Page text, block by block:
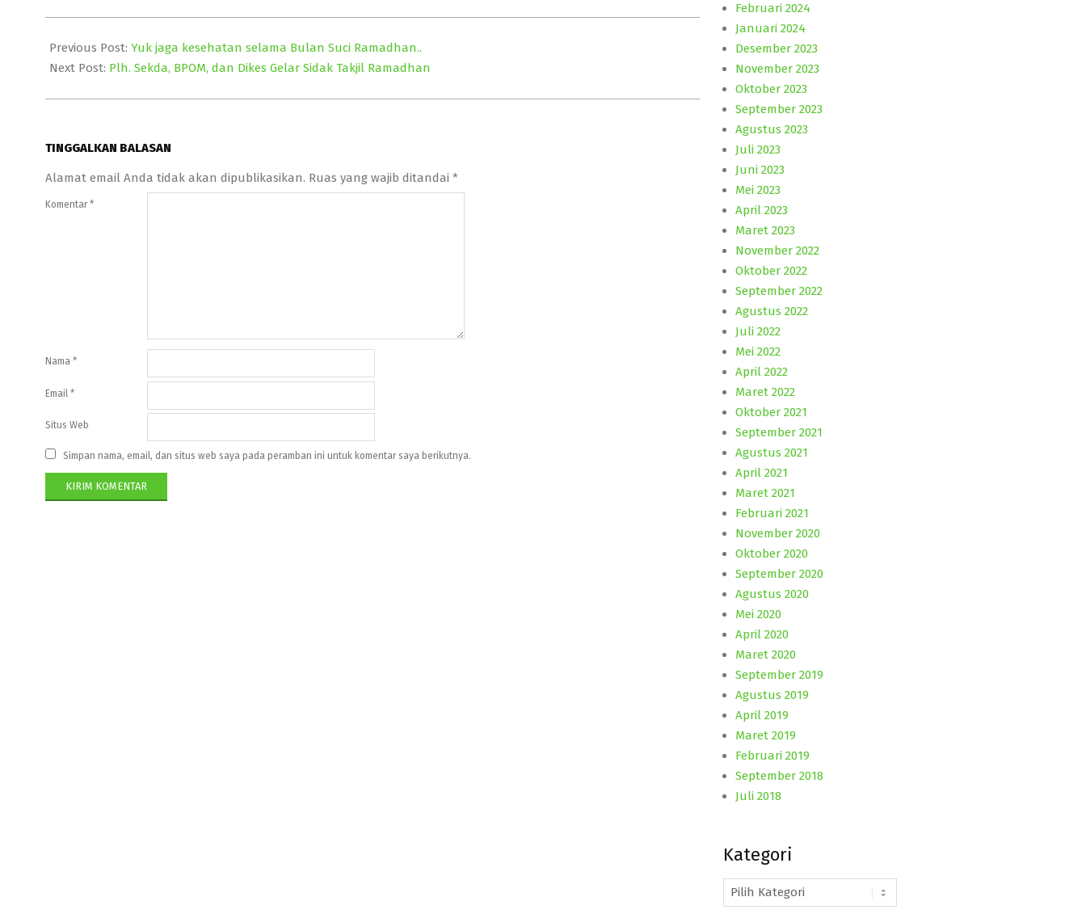
03-
29
Previous Post: Yuk jaga kesehatan selama Bulan Suci Ramadhan..
Next Post: Plh. Sekda, BPOM, dan Dikes Gelar Sidak Takjil Ramadhan
TINGGALKAN BALASAN
Alamat email Anda tidak akan dipublikasikan. Ruas yang wajib ditandai *
Komentar *
Nama *
Email *
Situs Web
Simpan nama, email, dan situs web saya pada peramban ini untuk komentar saya berikutnya.
Februari 2024
Januari 2024
Desember 2023
November 2023
Oktober 2023
September 2023
Agustus 2023
Juli 2023
Juni 2023
Mei 2023
April 2023
Maret 2023
November 2022
Oktober 2022
September 2022
Agustus 2022
Juli 2022
Mei 2022
April 2022
Maret 2022
Oktober 2021
September 2021
Agustus 2021
April 2021
Maret 2021
Februari 2021
November 2020
Oktober 2020
September 2020
Agustus 2020
Mei 2020
April 2020
Maret 2020
September 2019
Agustus 2019
April 2019
Maret 2019
Februari 2019
September 2018
Juli 2018
Kategori
Kategori